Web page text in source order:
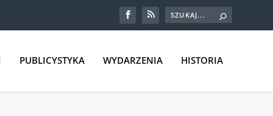
PUBLICYSTYKA WYDARZENIA HISTORIA